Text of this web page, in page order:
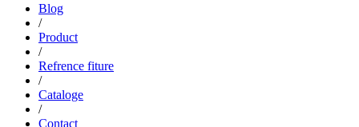
Blog
/
Product
/
Refrence fiture
/
Cataloge
/
Contact